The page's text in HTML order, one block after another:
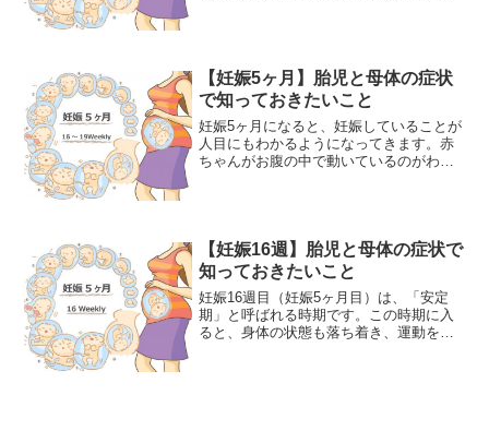
【妊娠5ヶ月】胎児と母体の症状
で知っておきたいこと
妊娠5ヶ月になると、妊娠していることが
人目にもわかるようになってきます。赤
ちゃんがお腹の中で動いているのがわか
【妊娠16週】胎児と母体の症状で
知っておきたいこと
妊娠16週目（妊娠5ヶ月目）は、「安定
期」と呼ばれる時期です。この時期に入
ると、身体の状態も落ち着き、運動をす